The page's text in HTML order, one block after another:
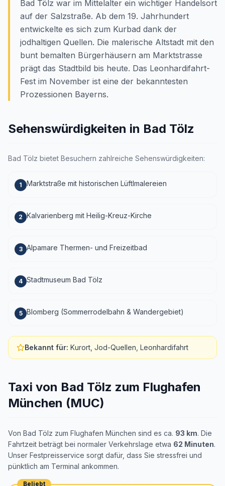
Bad Tölz war im Mittelalter ein wichtiger Handelsort
auf der Salzstraße. Ab dem 19. Jahrhundert
entwickelte es sich zum Kurbad dank der
jodhaltigen Quellen. Die malerische Altstadt mit den
bunt bemalten Bürgerhäusern am Marktstrasse
prägt das Stadtbild bis heute. Das Leonhardifahrt-
Fest im November ist eine der bekanntesten
Prozessionen Bayerns.
Sehenswürdigkeiten in Bad Tölz
Bad Tölz bietet Besuchern zahlreiche Sehenswürdigkeiten:
1 Marktstraße mit historischen Lüftlmalereien
2 Kalvarienberg mit Heilig-Kreuz-Kirche
3 Alpamare Thermen- und Freizeitbad
4 Stadtmuseum Bad Tölz
5 Blomberg (Sommerrodelbahn & Wandergebiet)
Bekannt für: Kurort, Jod-Quellen, Leonhardifahrt
Taxi von Bad Tölz zum Flughafen
München (MUC)
Von Bad Tölz zum Flughafen München sind es ca. 93 km. Die
Fahrtzeit beträgt bei normaler Verkehrslage etwa 62 Minuten.
Unser Festpreisservice sorgt dafür, dass Sie stressfrei und
pünktlich am Terminal ankommen.
Beliebt